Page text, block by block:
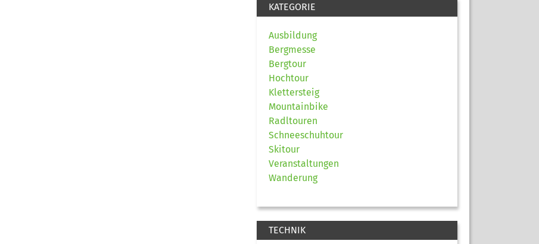
KATEGORIE
Ausbildung
Bergmesse
Bergtour
Hochtour
Klettersteig
Mountainbike
Radltouren
Schneeschuhtour
Skitour
Veranstaltungen
Wanderung
TECHNIK